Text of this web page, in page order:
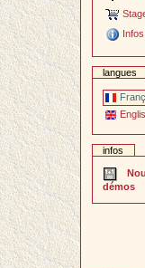
langues
infos
démos